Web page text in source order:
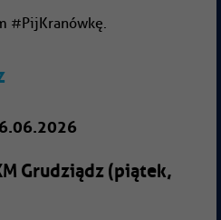
#PijKranówkę.
Grudziądz (piątek,